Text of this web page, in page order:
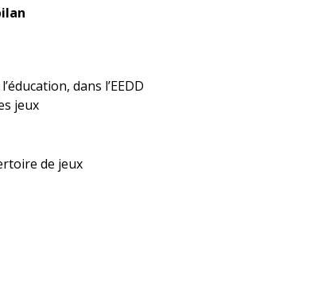
dans l’EEDD
jeux
de jeux